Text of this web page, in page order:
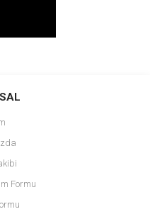
siz yapın!
Formu